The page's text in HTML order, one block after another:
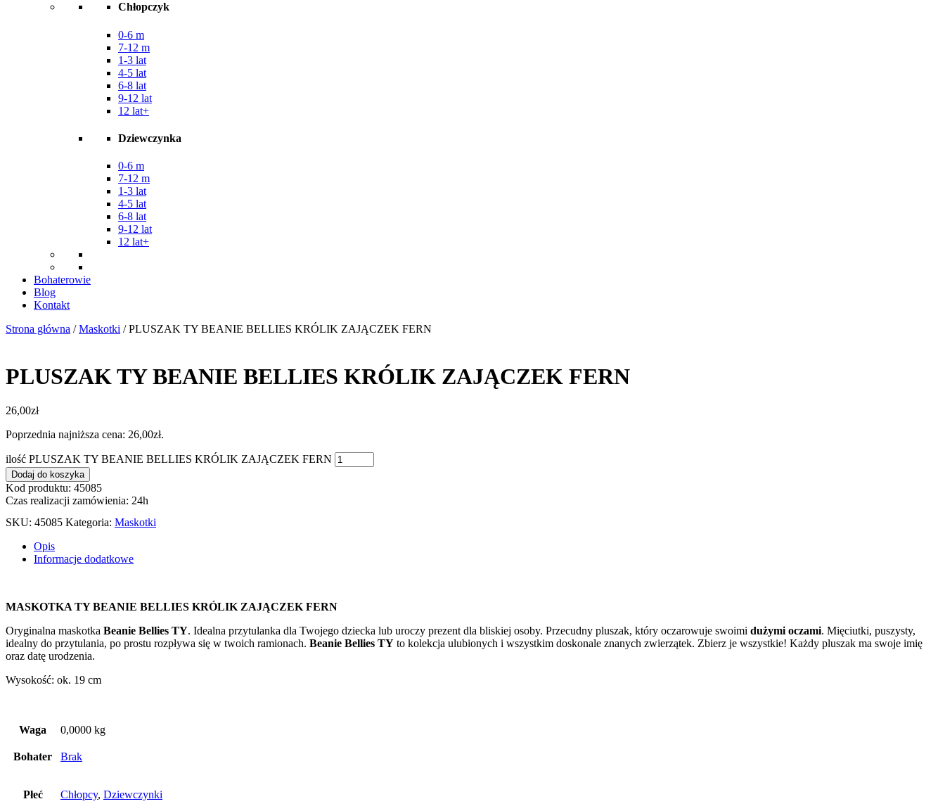
Chłopczyk
0-6 m
7-12 m
1-3 lat
4-5 lat
6-8 lat
9-12 lat
12 lat+
Dziewczynka
0-6 m
7-12 m
1-3 lat
4-5 lat
6-8 lat
9-12 lat
12 lat+
Bohaterowie
Blog
Kontakt
Strona główna /Maskotki / PLUSZAK TY BEANIE BELLIES KRÓLIK ZAJĄCZEK FERN
PLUSZAK TY BEANIE BELLIES KRÓLIK ZAJĄCZEK FERN
26,00zł
Poprzednia najniższa cena: 26,00zł.
ilość PLUSZAK TY BEANIE BELLIES KRÓLIK ZAJĄCZEK FERN
Dodaj do koszyka
Kod produktu: 45085
Czas realizacji zamówienia: 24h
SKU: 45085 Kategoria: Maskotki
Opis
Informacje dodatkowe
MASKOTKA TY BEANIE BELLIES KRÓLIK ZAJĄCZEK FERN
Oryginalna maskotka Beanie Bellies TY. Idealna przytulanka dla Twojego dziecka lub uroczy prezent dla bliskiej osoby. Przecudny pluszak, który oczarowuje swoimi dużymi oczami. Mięciutki, puszysty,
idealny do przytulania, po prostu rozpływa się w twoich ramionach. Beanie Bellies TY to kolekcja ulubionych i wszystkim doskonale znanych zwierzątek. Zbierz je wszystkie! Każdy pluszak ma swoje imię
oraz datę urodzenia.
Wysokość: ok. 19 cm
Waga 0,0000 kg
Bohater Brak
Płeć Chłopcy, Dziewczynki